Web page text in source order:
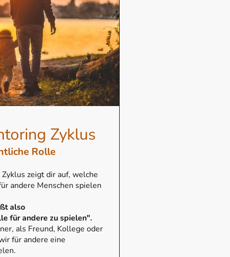
Zyklus
Rolle
zeigt dir auf, welche
andere Menschen spielen
also
für andere zu spielen".
als Freund, Kollege oder
für andere eine